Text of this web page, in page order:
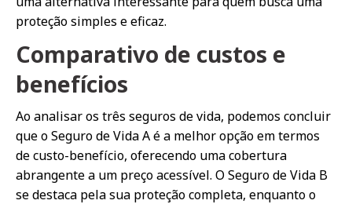
proteção simples e eficaz.
Comparativo de custos e
benefícios
Ao analisar os três seguros de vida, podemos concluir
que o Seguro de Vida A é a melhor opção em termos
de custo-benefício, oferecendo uma cobertura
abrangente a um preço acessível. O Seguro de Vida B
se destaca pela sua proteção completa, enquanto o